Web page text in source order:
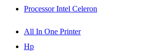
Processor Intel Celeron
All In One Printer
Hp